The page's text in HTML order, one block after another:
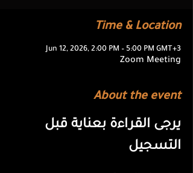
Time & Location
Jun 12, 2026, 2:00 PM – 5:00 PM GMT+3
Zoom Meeting
About the event
يرجى القراءة بعناية قبل
التسجيل